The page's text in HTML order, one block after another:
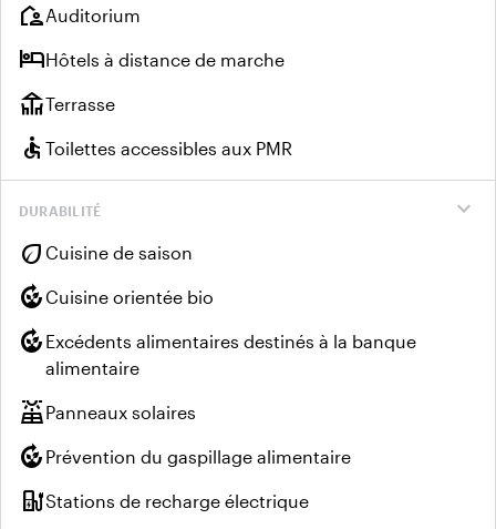
location_awayAuditorium
hotelHôtels à distance de marche
deckTerrasse
accessible Toilettes accessibles aux PMR
expand_more
DURABILITÉ
eco Cuisine de saison
compostCuisine orientée bio
compost Excédents alimentaires destinés à la banque
alimentaire
solar_powerPanneaux solaires
compost Prévention du gaspillage alimentaire
ev_chargerStations de recharge électrique